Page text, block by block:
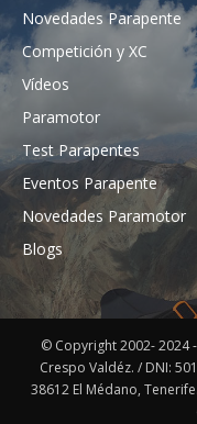
Novedades Parapente
Competición y XC
Vídeos
Paramotor
Test Parapentes
Eventos Parapente
Novedades Paramotor
Blogs
© Copyright 2002- 2024
Crespo Valdéz. / DNI:
38612 El Médano,